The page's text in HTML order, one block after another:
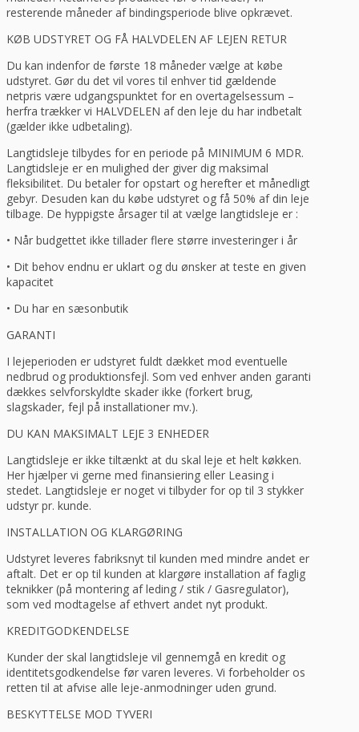
resterende måneder af bindingsperiode blive opkrævet.
KØB UDSTYRET OG FÅ HALVDELEN AF LEJEN RETUR
Du kan indenfor de første 18 måneder vælge at købe
udstyret. Gør du det vil vores til enhver tid gældende
netpris være udgangspunktet for en overtagelsessum –
herfra trækker vi HALVDELEN af den leje du har indbetalt
(gælder ikke udbetaling).
Langtidsleje tilbydes for en periode på MINIMUM 6 MDR.
Langtidsleje er en mulighed der giver dig maksimal
fleksibilitet. Du betaler for opstart og herefter et månedligt
gebyr. Desuden kan du købe udstyret og få 50% af din leje
tilbage. De hyppigste årsager til at vælge langtidsleje er :
• Når budgettet ikke tillader flere større investeringer i år
• Dit behov endnu er uklart og du ønsker at teste en given
kapacitet
• Du har en sæsonbutik
GARANTI
I lejeperioden er udstyret fuldt dækket mod eventuelle
nedbrud og produktionsfejl. Som ved enhver anden garanti
dækkes selvforskyldte skader ikke (forkert brug,
slagskader, fejl på installationer mv.).
DU KAN MAKSIMALT LEJE 3 ENHEDER
Langtidsleje er ikke tiltænkt at du skal leje et helt køkken.
Her hjælper vi gerne med finansiering eller Leasing i
stedet. Langtidsleje er noget vi tilbyder for op til 3 stykker
udstyr pr. kunde.
INSTALLATION OG KLARGØRING
Udstyret leveres fabriksnyt til kunden med mindre andet er
aftalt. Det er op til kunden at klargøre installation af faglig
teknikker (på montering af leding / stik / Gasregulator),
som ved modtagelse af ethvert andet nyt produkt.
KREDITGODKENDELSE
Kunder der skal langtidsleje vil gennemgå en kredit og
identitetsgodkendelse før varen leveres. Vi forbeholder os
retten til at afvise alle leje-anmodninger uden grund.
BESKYTTELSE MOD TYVERI